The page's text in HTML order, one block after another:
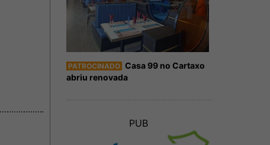
PATROCINADO Casa 99 no Cartaxo
abriu renovada
PUB